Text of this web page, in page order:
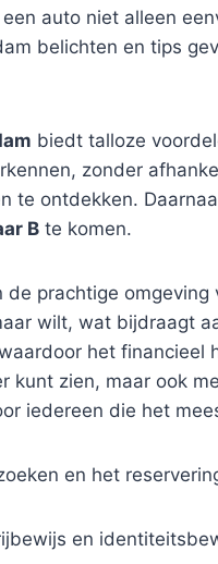
auto niet alleen
belichten en tips
biedt talloze
zonder
te ontdekken.
B te komen.
prachtige
wilt, wat bijdraagt
het
zien, maar ook
iedereen die het
en het
en